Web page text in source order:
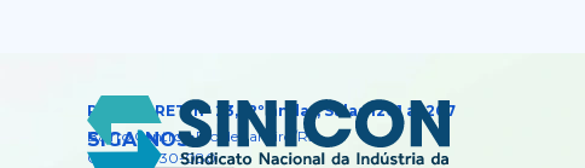
Rua DEBRET, nº 23, 12º andar, Salas 1201 a 1207
Bairro Centro -Rio de Janeiro/RJ
CEP: 20.030-080
SIGA-NOS: